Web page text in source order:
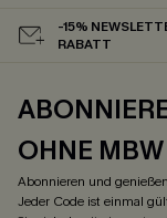
-15%
RABATT
OHNE MBW
Abonnieren und
Jeder Code ist einmal